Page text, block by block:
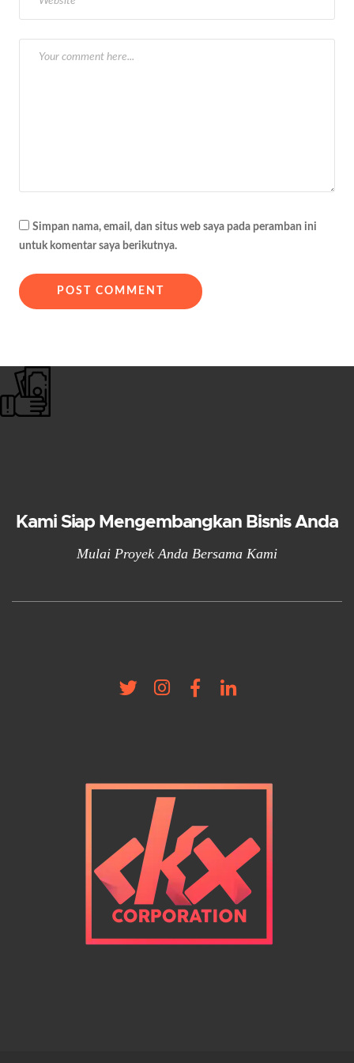
Simpan nama, email, dan situs web saya pada peramban ini
untuk komentar saya berikutnya.
Kami Siap Mengembangkan Bisnis Anda
Mulai Proyek Anda Bersama Kami